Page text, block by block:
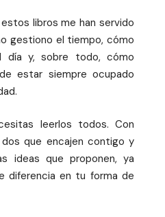
libros me han servido
gestiono el tiempo, cómo
día y, sobre todo, cómo
estar siempre ocupado
leerlos todos. Con
que encajen contigo y
ideas que proponen, ya
diferencia en tu forma de